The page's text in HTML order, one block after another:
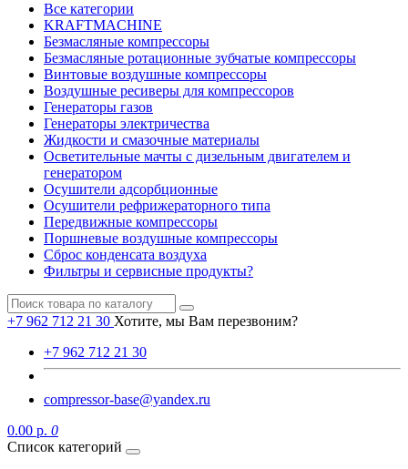
Все категории
KRAFTMACHINE
Безмасляные компрессоры
Безмасляные ротационные зубчатые компрессоры
Винтовые воздушные компрессоры
Воздушные ресиверы для компрессоров
Генераторы газов
Генераторы электричества
Жидкости и смазочные материалы
Осветительные мачты с дизельным двигателем и
генератором
Осушители адсорбционные
Осушители рефрижераторного типа
Передвижные компрессоры
Поршневые воздушные компрессоры
Сброс конденсата воздуха
Фильтры и сервисные продукты?
+7 962 712 21 30 Хотите, мы Вам перезвоним?
+7 962 712 21 30
compressor-base@yandex.ru
0.00 р. 0
Список категорий